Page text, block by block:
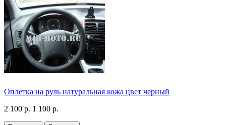
Оплетка на руль натуральная кожа цвет черный
2 100 р. 1 100 р.